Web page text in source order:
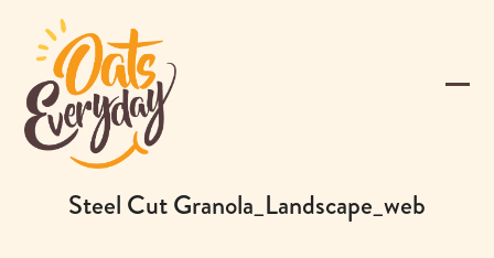
content
Steel Cut Granola_Landscape_web